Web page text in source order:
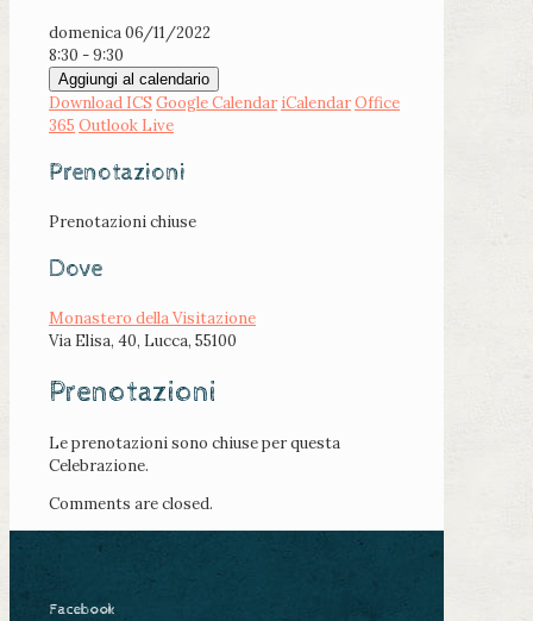
domenica 06/11/2022
8:30 - 9:30
Aggiungi al calendario
Download ICS Google Calendar iCalendarOffice
365 Outlook Live
Prenotazioni
Prenotazioni chiuse
Dove
Monastero della Visitazione
Via Elisa, 40, Lucca, 55100
Prenotazioni
Le prenotazioni sono chiuse per questa
Celebrazione.
Comments are closed.
Facebook